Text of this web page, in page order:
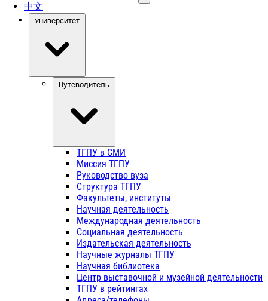
中文
Университет
Путеводитель
ТГПУ в СМИ
Миссия ТГПУ
Руководство вуза
Структура ТГПУ
Факультеты, институты
Научная деятельность
Международная деятельность
Социальная деятельность
Издательская деятельность
Научные журналы ТГПУ
Научная библиотека
Центр выставочной и музейной деятельности
ТГПУ в рейтингах